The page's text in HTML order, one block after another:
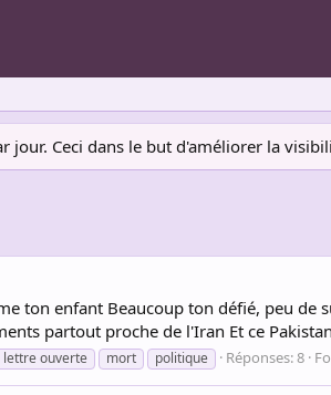
jour. Ceci dans le but d'améliorer la
ton enfant Beaucoup ton défié, peu
partout proche de l'Iran Et ce
lettre ouverte mort politique Réponses: 8